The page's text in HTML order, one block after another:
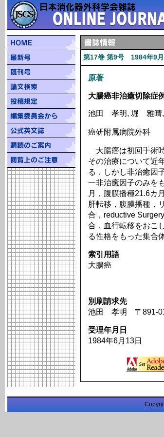
第17巻 第9号 1984年9月
原著
大腸癌非治癒切除症
池田 孝明, 堀 雅
癌研附属病院外科
大腸癌は初回手術
その治療について近
る．しかし非治癒因
一非治癒因子のみを
月，腹膜播種21.6カ
肝転移，腹膜播種，
合，reductive
合，血行転移をおこ
る性格をもった集合
索引用語
大腸癌
別刷請求先
池田 孝明 〒891-
受理年月日
1984年6月13日